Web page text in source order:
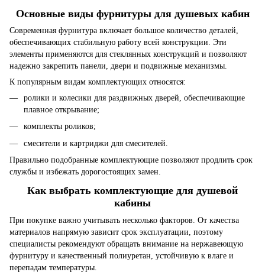
Основные виды фурнитуры для душевых кабин
Современная фурнитура включает большое количество деталей,
обеспечивающих стабильную работу всей конструкции. Эти
элементы применяются для стеклянных конструкций и позволяют
надежно закрепить панели, двери и подвижные механизмы.
К популярным видам комплектующих относятся:
ролики и колесики для раздвижных дверей, обеспечивающие
плавное открывание;
комплекты роликов;
смесители и картриджи для смесителей.
Правильно подобранные комплектующие позволяют продлить срок
службы и избежать дорогостоящих замен.
Как выбрать комплектующие для душевой
кабины
При покупке важно учитывать несколько факторов. От качества
материалов напрямую зависит срок эксплуатации, поэтому
специалисты рекомендуют обращать внимание на нержавеющую
фурнитуру и качественный полиуретан, устойчивую к влаге и
перепадам температуры.